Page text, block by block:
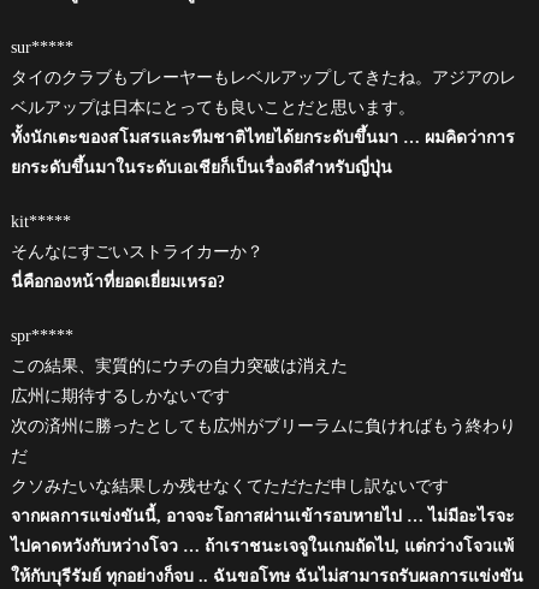
sur*****
タイのクラブもプレーヤーもレベルアップしてきたね。アジアのレ
ベルアップは日本にとっても良いことだと思います。
ทั้งนักเตะของสโมสรและทีมชาติไทยได้ยกระดับขึ้นมา … ผมคิดว่าการ
ยกระดับขึ้นมาในระดับเอเชียก็เป็นเรื่องดีสำหรับญี่ปุ่น
kit*****
そんなにすごいストライカーか？
นี่คือกองหน้าที่ยอดเยี่ยมเหรอ?
spr*****
この結果、実質的にウチの自力突破は消えた
広州に期待するしかないです
次の済州に勝ったとしても広州がブリーラムに負ければもう終わり
だ
クソみたいな結果しか残せなくてただただ申し訳ないです
จากผลการแข่งขันนี้, อาจจะโอกาสผ่านเข้ารอบหายไป … ไม่มีอะไรจะ
ไปคาดหวังกับหว่างโจว … ถ้าเราชนะเจจูในเกมถัดไป, แต่กว่างโจวแพ้
ให้กับบุรีรัมย์ ทุกอย่างก็จบ .. ฉันขอโทษ ฉันไม่สามารถรับผลการแข่งขัน